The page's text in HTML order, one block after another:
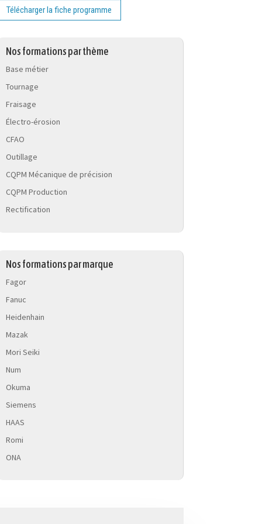
Télécharger la fiche programme
Nos formations par thème
Base métier
Tournage
Fraisage
Électro-érosion
CFAO
Outillage
CQPM Mécanique de précision
CQPM Production
Rectification
Nos formations par marque
Fagor
Fanuc
Heidenhain
Mazak
Mori Seiki
Num
Okuma
Siemens
HAAS
Romi
ONA